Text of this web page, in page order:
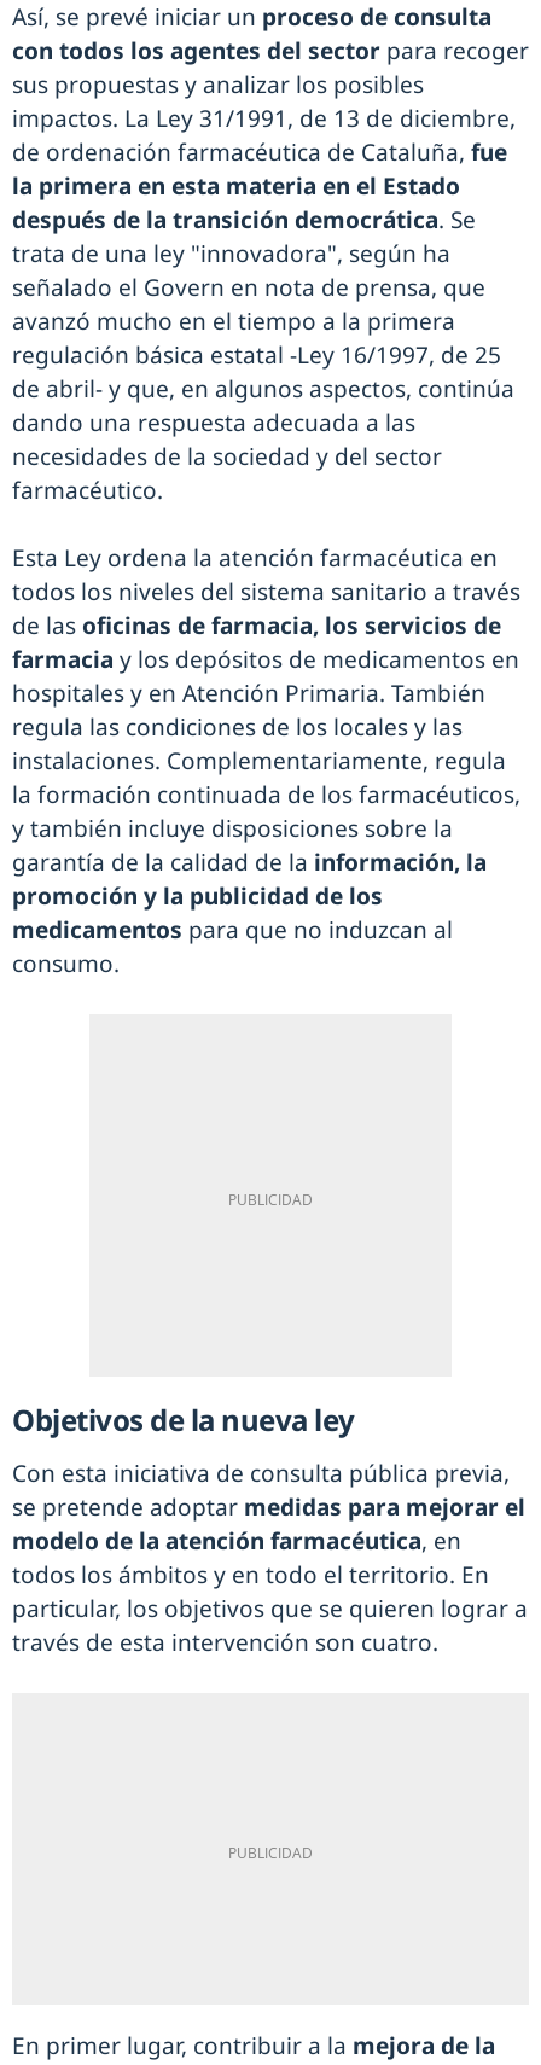
Así, se prevé iniciar un proceso de consulta
con todos los agentes del sector para recoger
sus propuestas y analizar los posibles
impactos. La Ley 31/1991, de 13 de diciembre,
de ordenación farmacéutica de Cataluña, fue
la primera en esta materia en el Estado
después de la transición democrática. Se
trata de una ley "innovadora", según ha
señalado el Govern en nota de prensa, que
avanzó mucho en el tiempo a la primera
regulación básica estatal -Ley 16/1997, de 25
de abril- y que, en algunos aspectos, continúa
dando una respuesta adecuada a las
necesidades de la sociedad y del sector
farmacéutico.
Esta Ley ordena la atención farmacéutica en
todos los niveles del sistema sanitario a través
de las oficinas de farmacia, los servicios de
farmacia y los depósitos de medicamentos en
hospitales y en Atención Primaria. También
regula las condiciones de los locales y las
instalaciones. Complementariamente, regula
la formación continuada de los farmacéuticos,
y también incluye disposiciones sobre la
garantía de la calidad de la información, la
promoción y la publicidad de los
medicamentos para que no induzcan al
consumo.
Objetivos de la nueva ley
Con esta iniciativa de consulta pública previa,
se pretende adoptar medidas para mejorar el
modelo de la atención farmacéutica, en
todos los ámbitos y en todo el territorio. En
particular, los objetivos que se quieren lograr a
través de esta intervención son cuatro.
En primer lugar, contribuir a la mejora de la